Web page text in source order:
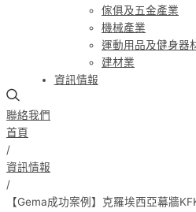
傢俱及五金產業
機械產業
運動用品及健身器
建材業
資訊情報
聯絡我們
首頁
/
資訊情報
/
【Gema成功案例】克羅埃西亞幕牆